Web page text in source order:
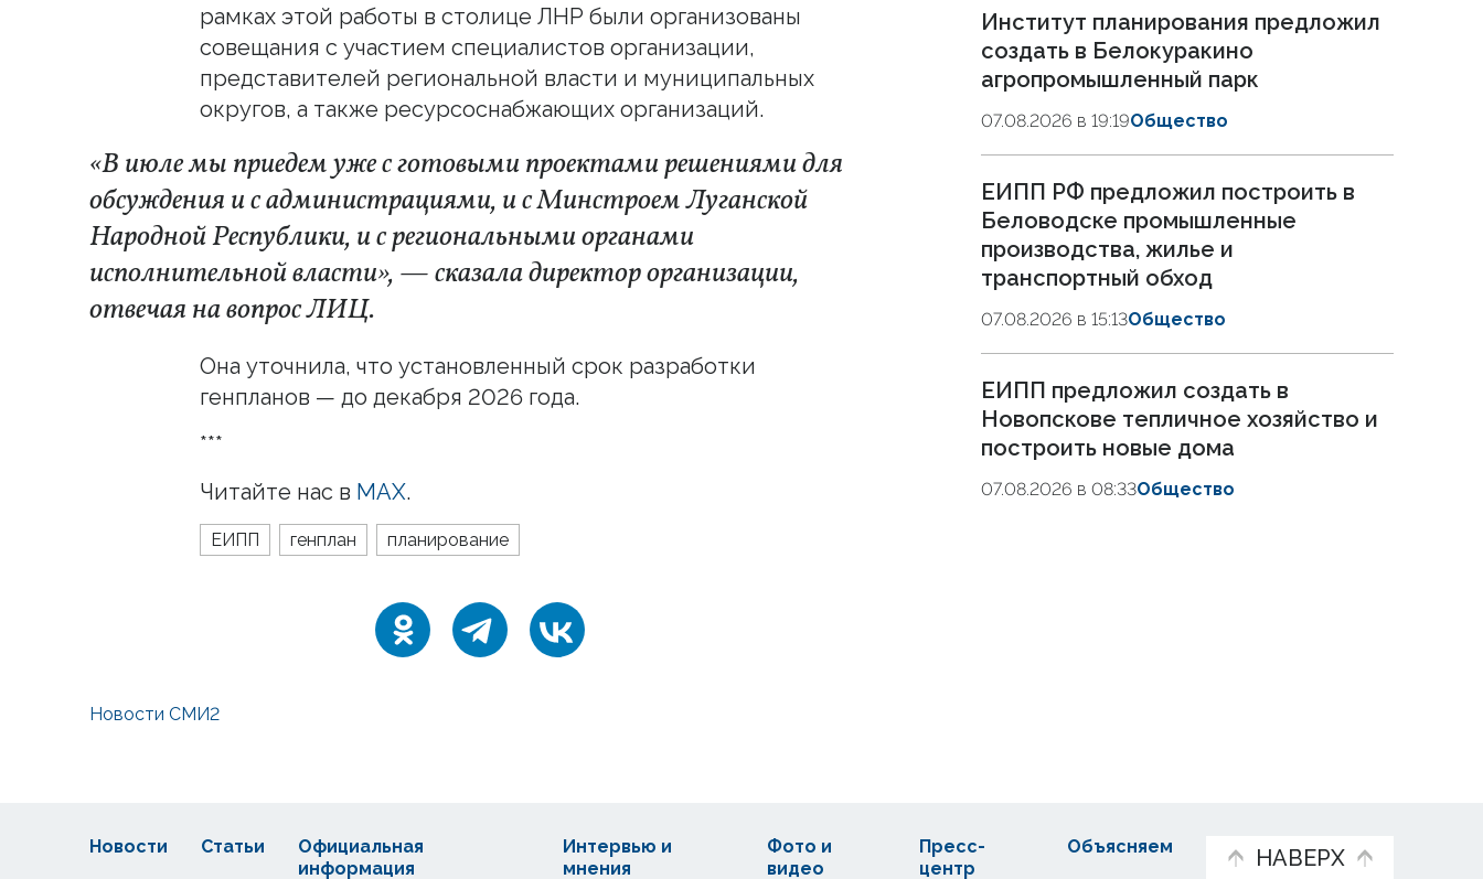
рамках этой работы в столице ЛНР были организованы
совещания с участием специалистов организации,
представителей региональной власти и муниципальных
округов, а также ресурсоснабжающих организаций.
«В июле мы приедем уже с готовыми проектами решениями для
обсуждения и с администрациями, и с Минстроем Луганской
Народной Республики, и с региональными органами
исполнительной власти», — сказала директор организации,
отвечая на вопрос ЛИЦ.
Она уточнила, что установленный срок разработки
генпланов — до декабря 2026 года.
***
Читайте нас в MAX.
ЕИПП генплан планирование
Институт планирования предложил
создать в Белокуракино
агропромышленный парк
07.08.2026 в 19:19Общество
ЕИПП РФ предложил построить в
Беловодске промышленные
производства, жилье и
транспортный обход
07.08.2026 в 15:13Общество
ЕИПП предложил создать в
Новопскове тепличное хозяйство и
построить новые дома
07.08.2026 в 08:33Общество
Новости СМИ2
НАВЕРХ
Новости Статьи
Официальная
информация
Интервью и
мнения
Фото и
видео
Пресс-
центр
Объясняем